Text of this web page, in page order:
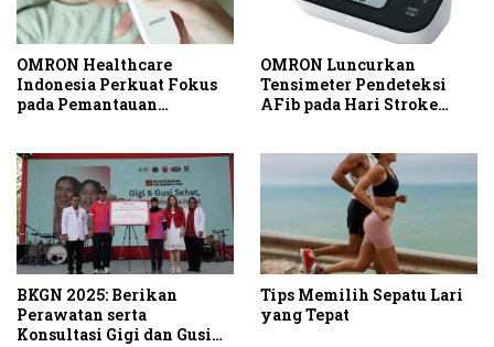
OMRON Healthcare
Indonesia Perkuat Fokus
pada Pemantauan
Tanpa Kontak
OMRON Luncurkan
Tensimeter Pendeteksi
AFib pada Hari Stroke
BKGN 2025: Berikan
Perawatan serta
Konsultasi Gigi dan Gusi
Tips Memilih Sepatu Lari
yang Tepat